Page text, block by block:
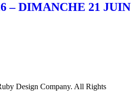
– DIMANCHE 21 JUIN
Design Company. All Rights